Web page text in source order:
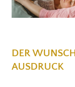
DER
AUSDRUCK